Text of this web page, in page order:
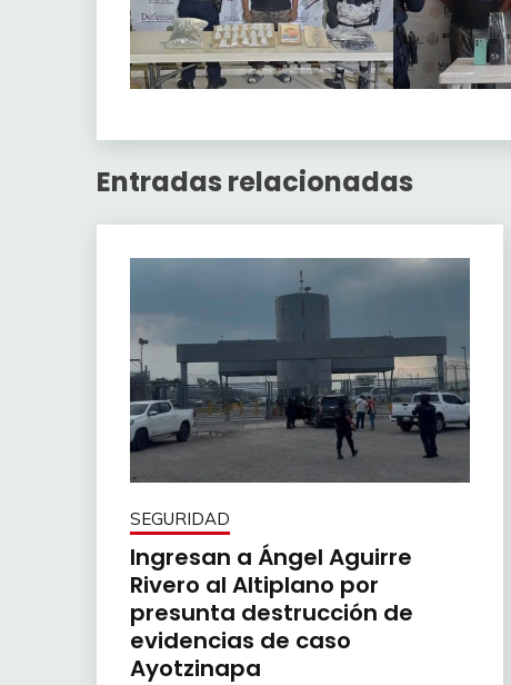
Entradas relacionadas
SEGURIDAD
Ingresan a Ángel Aguirre
Rivero al Altiplano por
presunta destrucción de
evidencias de caso
Ayotzinapa